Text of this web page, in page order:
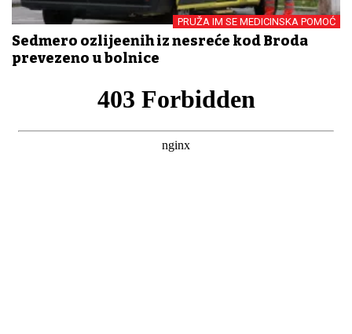
PRUŽA IM SE MEDICINSKA POMOĆ
Sedmero ozlijeđenih iz nesreće kod Broda
prevezeno u bolnice